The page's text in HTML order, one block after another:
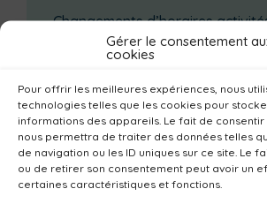
Gérer le consentement
cookies
Pour offrir les meilleures expériences, nous
technologies telles que les cookies pour
informations des appareils. Le fait de
nous permettra de traiter des données telles
de navigation ou les ID uniques sur ce site. Le
ou de retirer son consentement peut avoir un
certaines caractéristiques et fonctions.
Changements d’horaires
Enquête publique
Catégories actualités /
Urbanisme Réemploi Seniors
Magazine
Parents